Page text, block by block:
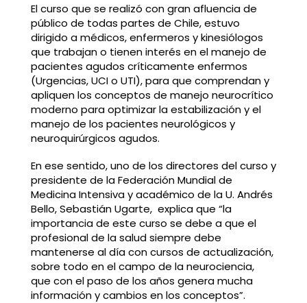
El curso que se realizó con gran afluencia de
público de todas partes de Chile, estuvo
dirigido a médicos, enfermeros y kinesiólogos
que trabajan o tienen interés en el manejo de
pacientes agudos críticamente enfermos
(Urgencias, UCI o UTI), para que comprendan y
apliquen los conceptos de manejo neurocrítico
moderno para optimizar la estabilización y el
manejo de los pacientes neurológicos y
neuroquirúrgicos agudos.
En ese sentido, uno de los directores del curso y
presidente de la Federación Mundial de
Medicina Intensiva y académico de la U. Andrés
Bello, Sebastián Ugarte, explica que “la
importancia de este curso se debe a que el
profesional de la salud siempre debe
mantenerse al día con cursos de actualización,
sobre todo en el campo de la neurociencia,
que con el paso de los años genera mucha
información y cambios en los conceptos”.